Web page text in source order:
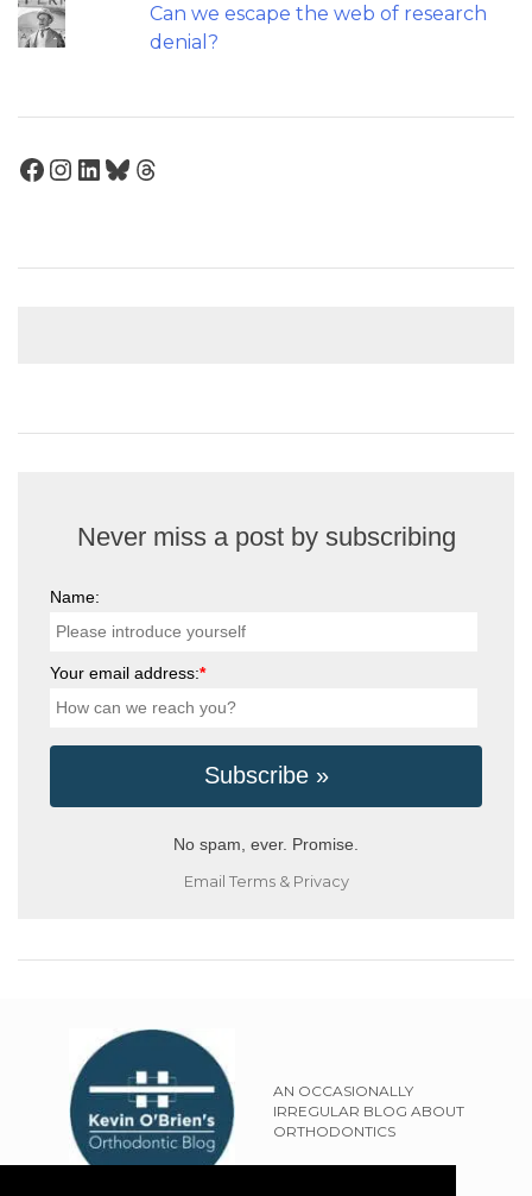
Can we escape the web of research
denial?
Facebook
Instagram
LinkedIn
Bluesky
Threads
Never miss a post by subscribing
Name:
Your email address:*
No spam, ever. Promise.
Email Terms& Privacy
AN OCCASIONALLY
IRREGULAR BLOG ABOUT
ORTHODONTICS